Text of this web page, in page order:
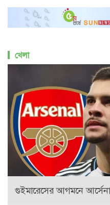
খেলা
গুইমারেসের আগমনে